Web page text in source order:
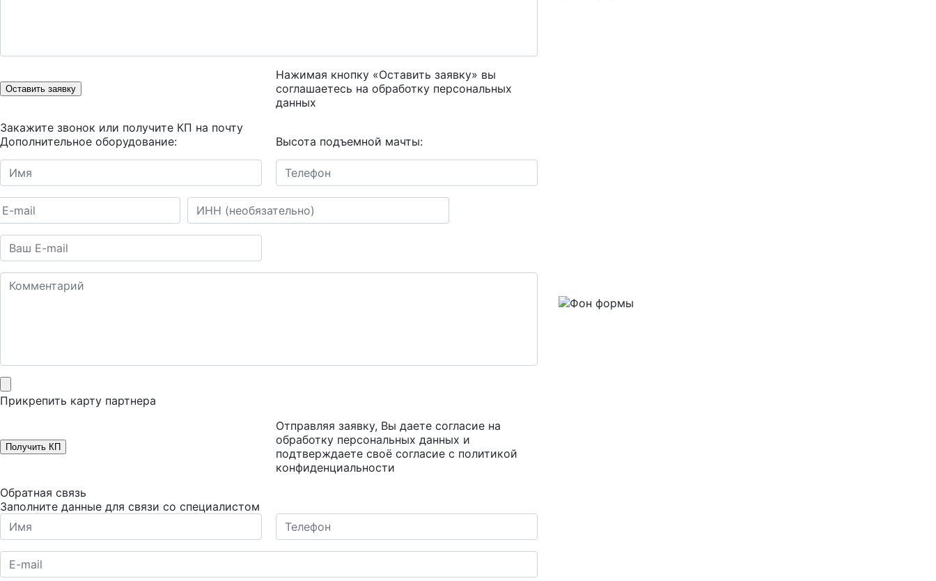
Оставить заявку
Нажимая кнопку «Оставить заявку» вы
соглашаетесь на обработку персональных
данных
Закажите звонок или получите КП на почту
Дополнительное оборудование:
Высота подъемной мачты:
Прикрепить карту партнера
Получить КП
Отправляя заявку, Вы даете согласие на
обработку персональных данных и
подтверждаете своё согласие с политикой
конфиденциальности
Обратная связь
Заполните данные для связи со специалистом